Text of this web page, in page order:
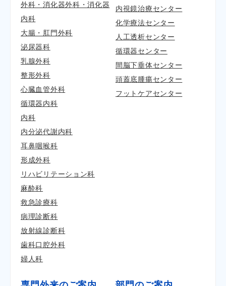
外科・消化器外科・消化器
内科
大腸・肛門外科
泌尿器科
乳腺外科
整形外科
心臓血管外科
循環器内科
内科
内分泌代謝内科
耳鼻咽喉科
形成外科
リハビリテーション科
麻酔科
救急診療科
病理診断科
放射線診断科
歯科口腔外科
婦人科
内視鏡治療センター
化学療法センター
人工透析センター
循環器センター
間脳下垂体センター
頭蓋底腫瘍センター
フットケアセンター